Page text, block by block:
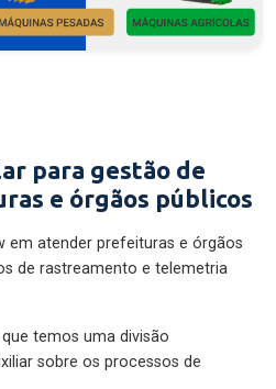
para gestão de
e órgãos públicos
em atender prefeituras e órgãos
de rastreamento e telemetria
temos uma divisão
sobre os processos de